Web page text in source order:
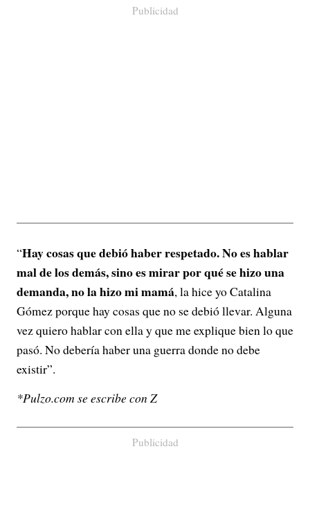
Publicidad
“Hay cosas que debió haber respetado. No es hablar
mal de los demás, sino es mirar por qué se hizo una
demanda, no la hizo mi mamá, la hice yo Catalina
Gómez porque hay cosas que no se debió llevar. Alguna
vez quiero hablar con ella y que me explique bien lo que
pasó. No debería haber una guerra donde no debe
existir”.
*Pulzo.com se escribe con Z
Publicidad